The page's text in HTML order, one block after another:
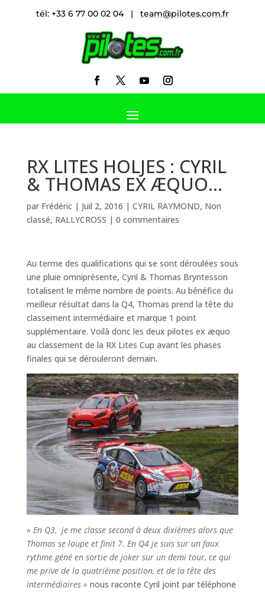
tél: +33 6 77 00 02 04 | team@pilotes.com.fr
RX LITES HOLJES : CYRIL
& THOMAS EX ÆQUO…
par Frédéric| Juil 2, 2016 | CYRIL RAYMOND, Non
classé, RALLYCROSS | 0 commentaires
Au terme des qualifications qui se sont déroulées sous
une pluie omniprésente, Cyril & Thomas Bryntesson
totalisent le même nombre de points. Au bénéfice du
meilleur résultat dans la Q4, Thomas prend la tête du
classement intermédiaire et marque 1 point
supplémentaire. Voilà donc les deux pilotes ex æquo
au classement de la RX Lites Cup avant les phases
finales qui se dérouleront demain.
« En Q3, je me classe second à deux dixièmes alors que
Thomas se loupe et finit 7. En Q4 je suis sur un faux
rythme géné en sortie de joker sur un demi tour, ce qui
me prive de la quatrième position, et de la tête des
intermédiaires » nous raconte Cyril joint par téléphone